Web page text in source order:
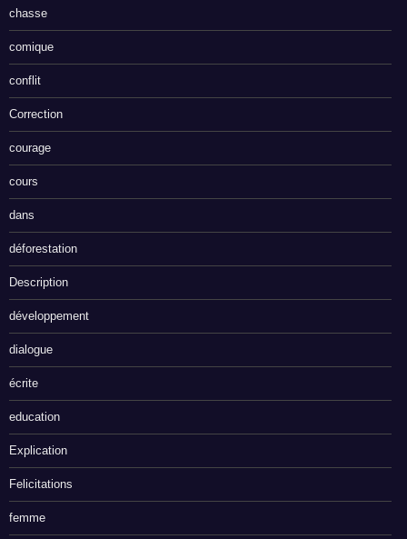
chasse
comique
conflit
Correction
courage
cours
dans
déforestation
Description
développement
dialogue
écrite
education
Explication
Felicitations
femme